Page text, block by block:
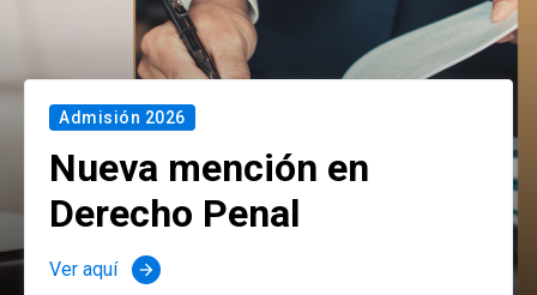
Admisión 2026
Nueva mención en
Derecho Penal
Ver aquí arrow_forward